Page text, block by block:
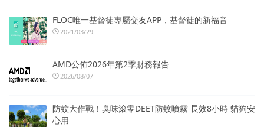
FLOC唯一基督徒專屬交友APP，基督徒的新福音
2021/03/29
AMD公佈2026年第2季財務報告
2026/08/07
防蚊大作戰！臭味滾零DEET防蚊噴霧 長效8小時 貓狗安
心用